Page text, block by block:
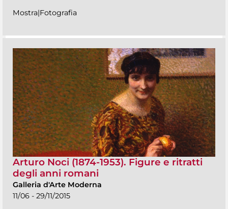
Mostra|Fotografia
Arturo Noci (1874-1953). Figure e ritratti
degli anni romani
Galleria d'Arte Moderna
11/06 - 29/11/2015